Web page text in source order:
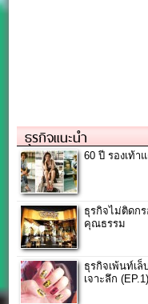
ธุรกิจแนะนำ
60 ปี รองเท้า
ธุรกิจไม่ติดกร
คุณธรรม
ธุรกิจเพ้นท์เ
เจาะลึก (EP.1)